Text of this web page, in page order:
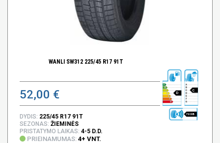
WANLI SW312 225/45 R17 91T
52,00 € D
C
70 DB
DYDIS: 225/45 R17 91T
SEZONAS: ŽIEMINĖS
PRISTATYMO LAIKAS: 4-5 D.D.
PRIEINAMUMAS: 4+ VNT.